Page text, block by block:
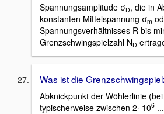
Spannungsamplitude σD, die in
konstanten Mittelspannung σm
Spannungsverhältnisses R bis
Grenzschwingspielzahl ND
Was ist die
Abknickpunkt der Wöhlerlinie
typischerweise zwischen 2· 106